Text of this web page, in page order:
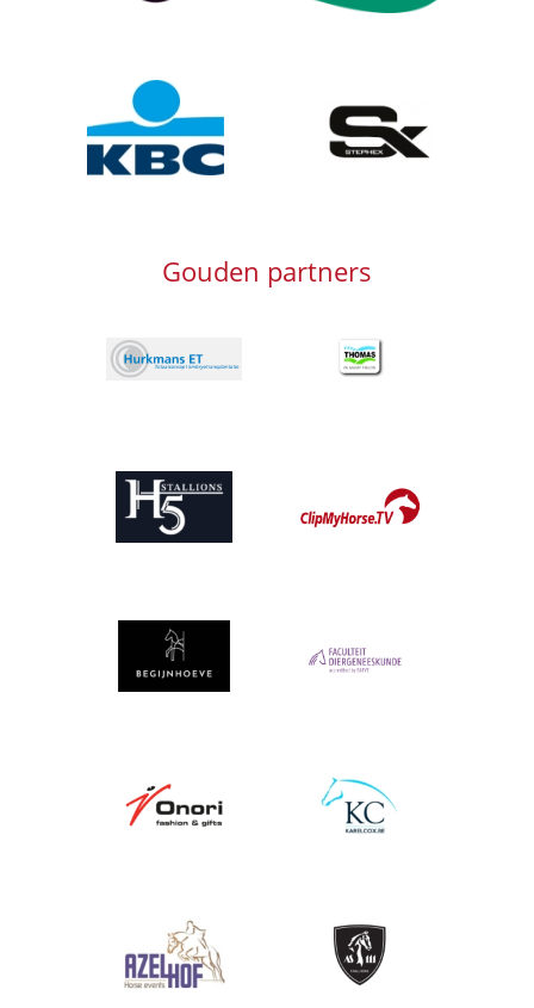
Afbeelding
Gouden partners
Afbeelding
Afbeelding
Afbeelding Afbeelding
Afbeelding Afbeelding
Afbeelding Afbeelding